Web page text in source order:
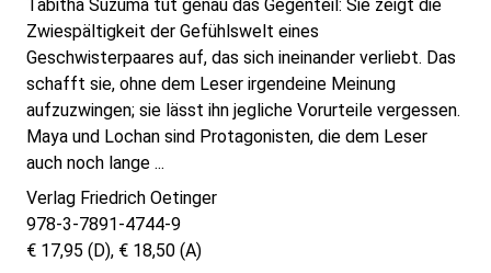
Tabitha Suzuma tut genau das Gegenteil: Sie zeigt die
Zwiespältigkeit der Gefühlswelt eines
Geschwisterpaares auf, das sich ineinander verliebt. Das
schafft sie, ohne dem Leser irgendeine Meinung
aufzuzwingen; sie lässt ihn jegliche Vorurteile vergessen.
Maya und Lochan sind Protagonisten, die dem Leser
auch noch lange ...
Verlag Friedrich Oetinger
978-3-7891-4744-9
€ 17,95 (D), € 18,50 (A)